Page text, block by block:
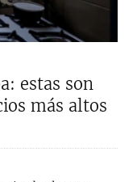
estas son
más altos